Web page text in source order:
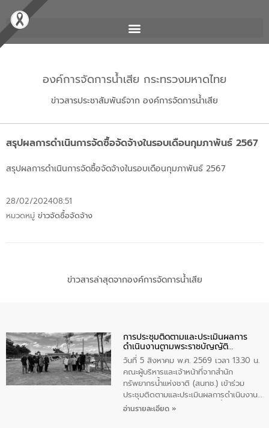
องค์การจัดการน้ำเสีย กระทรวงมหาดไทย
ข่าวสารประชาสัมพันธ์จาก องค์การจัดการน้ำเสีย
สรุปผลการดำเนินการจัดซื้อจัดจ้างในรอบเดือนกุมภาพันธ์ 2567
สรุปผลการดำเนินการจัดซื้อจัดจ้างในรอบเดือนกุมภาพันธ์ 2567
28/02/202408:51
หมวดหมู่ ข่าวจัดซื้อจัดจ้าง
ข่าวสารล่าสุดจากองค์การจัดการน้ำเสีย
การประชุมติดตามและประเมินผลการ
ดำเนินงานตามพระราชบัญญัติ
ทรัพยากรน้ำ พ.ศ. 2561 ประจำ
ปีงบประมาณ พ.ศ. 2569
วันที่ 5 สิงหาคม พ.ศ. 2569 เวลา 13.30 น.
คณะผู้บริหารและเจ้าหน้าที่จากสำนัก
ทรัพยากรน้ำแห่งชาติ (สนทช.) เข้าร่วม
ประชุมติดตามและประเมินผลการดำเนินงาน
ตามพระราชบัญญัติทรัพยากรน้ำ พ.ศ. 2561
อ่านรายละเอียด »